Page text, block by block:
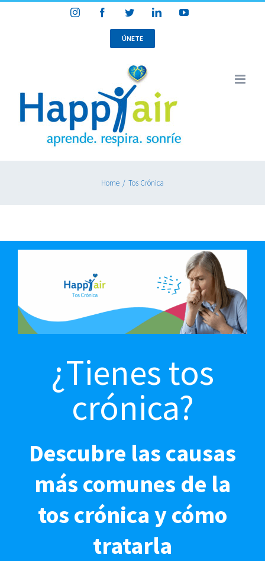
InstagramFacebookTwitterLinkedInYouTube
ÚNETE
Home / Tos Crónica
¿Tienes tos
crónica?
Descubre las causas
más comunes de la
tos crónica y cómo
tratarla